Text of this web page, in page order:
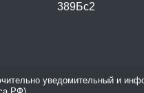
389Бс2
уведомительный и